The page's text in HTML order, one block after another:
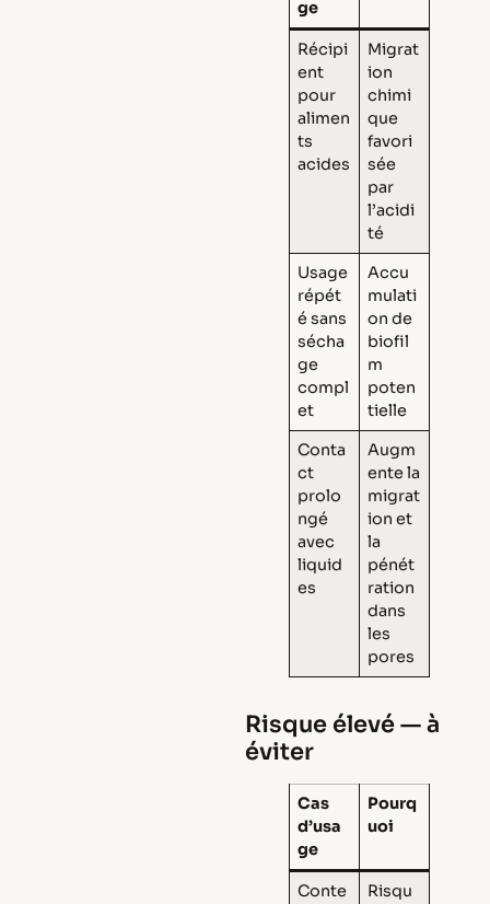
ge
Récipi
ent
pour
alimen
ts
acides
Migrat
ion
chimi
que
favori
sée
par
l’acidi
té
Usage
répét
é sans
sécha
ge
compl
et
Accu
mulati
on de
biofil
m
poten
tielle
Conta
ct
prolo
ngé
avec
liquid
es
Augm
ente la
migrat
ion et
la
pénét
ration
dans
les
pores
Risque élevé — à
éviter
Cas
d’usa
ge
Pourq
uoi
Conte Risqu